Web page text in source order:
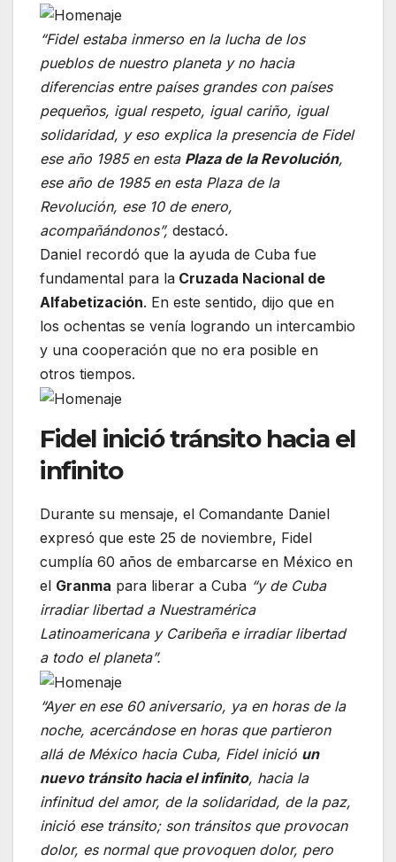
“Fidel estaba inmerso en la lucha de los
pueblos de nuestro planeta y no hacia
diferencias entre países grandes con países
pequeños, igual respeto, igual cariño, igual
solidaridad, y eso explica la presencia de Fidel
ese año 1985 en esta Plaza de la Revolución,
ese año de 1985 en esta Plaza de la
Revolución, ese 10 de enero,
acompañándonos”, destacó.
Daniel recordó que la ayuda de Cuba fue
fundamental para la Cruzada Nacional de
Alfabetización. En este sentido, dijo que en
los ochentas se venía logrando un intercambio
y una cooperación que no era posible en
otros tiempos.
Fidel inició tránsito hacia el
infinito
Durante su mensaje, el Comandante Daniel
expresó que este 25 de noviembre, Fidel
cumplía 60 años de embarcarse en México en
el Granma para liberar a Cuba “y de Cuba
irradiar libertad a Nuestramérica
Latinoamericana y Caribeña e irradiar libertad
a todo el planeta”.
“Ayer en ese 60 aniversario, ya en horas de la
noche, acercándose en horas que partieron
allá de México hacia Cuba, Fidel inició un
nuevo tránsito hacia el infinito, hacia la
infinitud del amor, de la solidaridad, de la paz,
inició ese tránsito; son tránsitos que provocan
dolor, es normal que provoquen dolor, pero